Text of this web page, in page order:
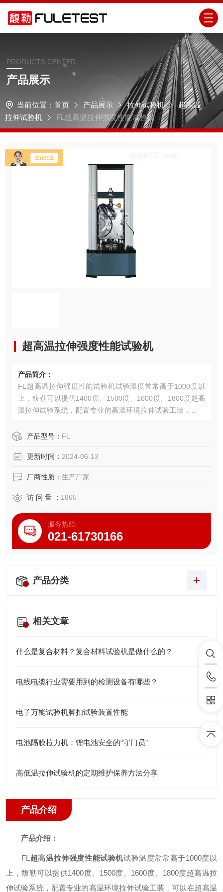
PRODUCTS CENTER
产品展示
当前位置： 首页 产品展示 拉伸试验机
超高温
拉伸试验机
FL超高温拉伸强度性能试验机
超高温拉伸强度性能试验机
产品简介：
FL超高温拉伸强度性能试验机试验温度常常高于1000度以
上，馥勒可以提供1400度、1500度、1600度、1800度超高
温拉伸试验系统，配置专业的高温环境拉伸试验工装，可以
产品型号： FL
更新时间： 2024-06-13
厂商性质： 生产厂家
访 问 量 ： 1865
服务热线
021-61730166
产品分类
相关文章
什么是复合材料？复合材料试验机是做什么的？
电线电缆行业需要用到的检测设备有哪些？
电子万能试验机脚扣试验装置性能
电池隔膜拉力机：锂电池安全的“守门员”
高低温拉伸试验机的定期维护保养方法分享
产品介绍
产品介绍：
FL 超高温拉伸强度性能试验机试验温度常常高于1000度以
上，馥勒可以提供1400度、1500度、1600度、1800度超高温拉
伸试验系统，配置专业的高温环境拉伸试验工装，可以在超高温